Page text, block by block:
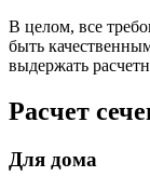
В целом, все
быть
выдержать
Расчет
Для дома